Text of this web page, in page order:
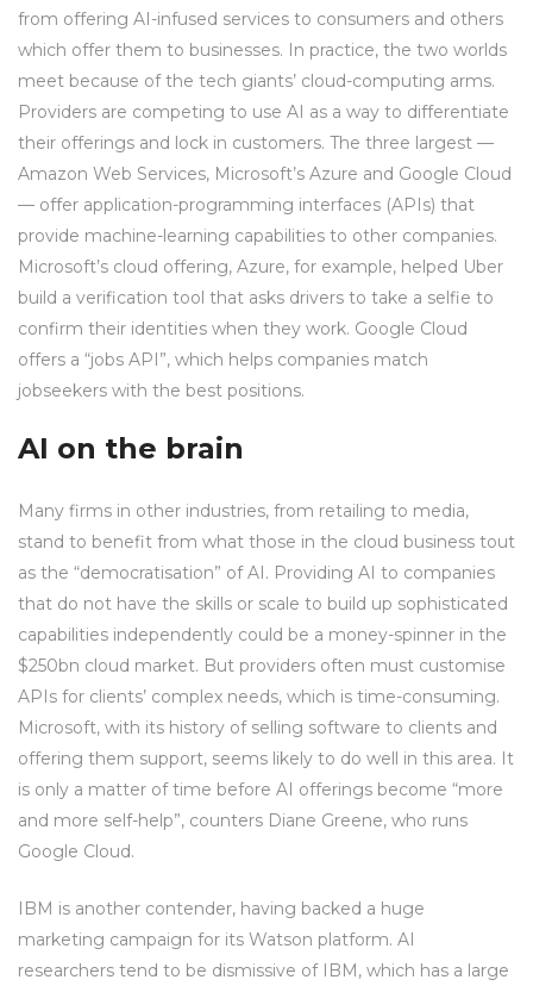
from offering AI-infused services to consumers and others
which offer them to businesses. In practice, the two worlds
meet because of the tech giants’ cloud-computing arms.
Providers are competing to use AI as a way to differentiate
their offerings and lock in customers. The three largest —
Amazon Web Services, Microsoft’s Azure and Google Cloud
— offer application-programming interfaces (APIs) that
provide machine-learning capabilities to other companies.
Microsoft’s cloud offering, Azure, for example, helped Uber
build a verification tool that asks drivers to take a selfie to
confirm their identities when they work. Google Cloud
offers a “jobs API”, which helps companies match
jobseekers with the best positions.
AI on the brain
Many firms in other industries, from retailing to media,
stand to benefit from what those in the cloud business tout
as the “democratisation” of AI. Providing AI to companies
that do not have the skills or scale to build up sophisticated
capabilities independently could be a money-spinner in the
$250bn cloud market. But providers often must customise
APIs for clients’ complex needs, which is time-consuming.
Microsoft, with its history of selling software to clients and
offering them support, seems likely to do well in this area. It
is only a matter of time before AI offerings become “more
and more self-help”, counters Diane Greene, who runs
Google Cloud.
IBM is another contender, having backed a huge
marketing campaign for its Watson platform. AI
researchers tend to be dismissive of IBM, which has a large